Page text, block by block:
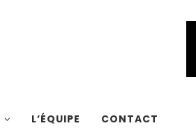
L’ÉQUIPE CONTACT